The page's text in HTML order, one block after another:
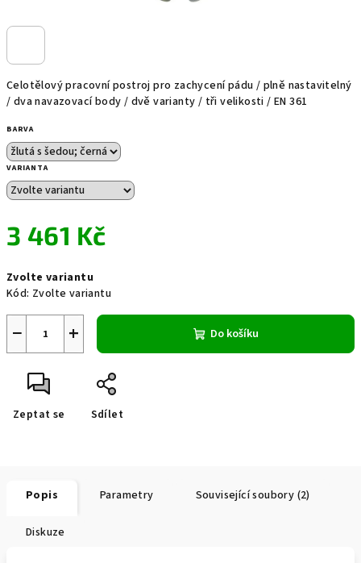
Celotělový pracovní postroj pro zachycení pádu / plně nastavitelný
/ dva navazovací body / dvě varianty / tři velikosti / EN 361
BARVA
VARIANTA
3 461 Kč
cena:
Zvolte variantu
Kód: Zvolte variantu
+
− Do košíku
Zeptat se Sdílet
Popis Parametry Související soubory (2)
Diskuze